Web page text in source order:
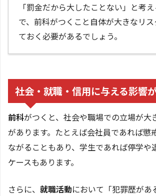
「罰金だから大したことない」と考
で、前科がつくこと自体が大きなリ
ておく必要があるでしょう。
社会・就職・信用に与える影響
前科がつくと、社会や職場での立場が大
があります。たとえば会社員であれば懲
ながることもあり、学生であれば停学や
ケースもあります。
さらに、 就職活動において「犯罪歴があ